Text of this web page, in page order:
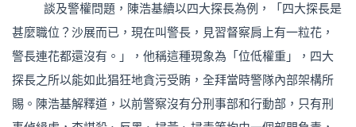
談及警權問題，陳浩基續以四大探長為例，「四大探長是
甚麼職位？沙展而已，現在叫警長，見習督察肩上有一粒花，
警長連花都還沒有。」，他稱這種現象為「位低權重」，四大
探長之所以能如此猖狂地貪污受賄，全拜當時警隊內部架構所
賜。陳浩基解釋道，以前警察沒有分刑事部和行動部，只有刑